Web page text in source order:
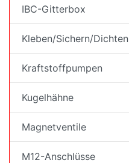
IBC-Gitterbox
Kleben/Sichern/Dichten
Kraftstoffpumpen
Kugelhähne
Magnetventile
M12-Anschlüsse